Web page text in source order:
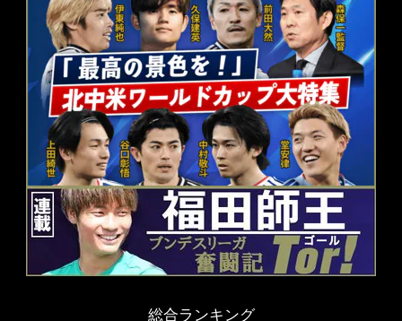
総合ランキング